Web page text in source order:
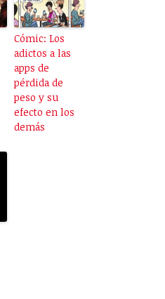
Cómic: Los
adictos a las
apps de
pérdida de
peso y su
efecto en los
demás